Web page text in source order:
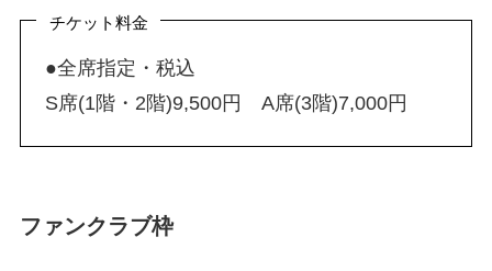
チケット料金
●全席指定・税込
S席(1階・2階)9,500円 A席(3階)7,000円
ファンクラブ枠